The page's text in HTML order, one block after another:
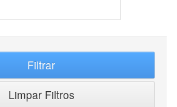
Filtrar
Limpar Filtros